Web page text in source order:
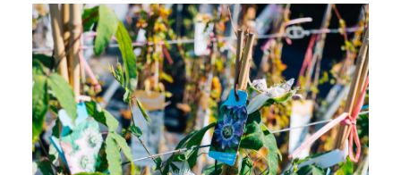
VÉGÉTAUX
SUR MESURE
CERTIFICATION
BIO
CONSEILS ET IDÉES